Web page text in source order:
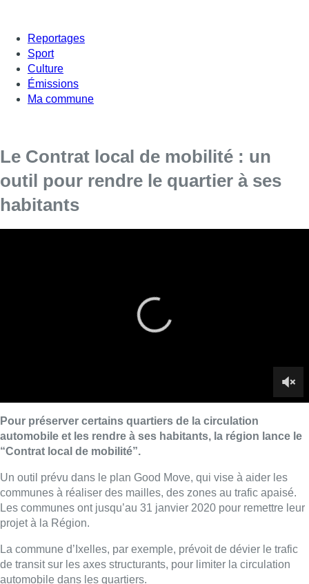
Reportages
Sport
Culture
Émissions
Ma commune
Le Contrat local de mobilité : un
outil pour rendre le quartier à ses
habitants
communes à réaliser des mailles, des zones au trafic apaisé.
Les communes ont jusqu’au 31 janvier 2020 pour remettre leur
La commune d’Ixelles, par exemple, prévoit de dévier le trafic
de transit sur les axes structurants, pour limiter la circulation
►Reportage de Philippe Jacqumotteet Anna Lawan
Lire aussi :
À Bruxelles, le blocus s’invite dans
des lieux insolites : “C’est